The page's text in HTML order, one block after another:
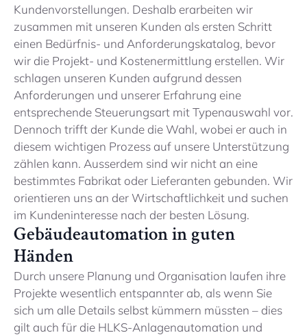
Kundenvorstellungen. Deshalb erarbeiten wir
zusammen mit unseren Kunden als ersten Schritt
einen Bedürfnis- und Anforderungskatalog, bevor
wir die Projekt- und Kostenermittlung erstellen. Wir
schlagen unseren Kunden aufgrund dessen
Anforderungen und unserer Erfahrung eine
entsprechende Steuerungsart mit Typenauswahl vor.
Dennoch trifft der Kunde die Wahl, wobei er auch in
diesem wichtigen Prozess auf unsere Unterstützung
zählen kann. Ausserdem sind wir nicht an eine
bestimmtes Fabrikat oder Lieferanten gebunden. Wir
orientieren uns an der Wirtschaftlichkeit und suchen
im Kundeninteresse nach der besten Lösung.
Gebäudeautomation in guten
Händen
Durch unsere Planung und Organisation laufen ihre
Projekte wesentlich entspannter ab, als wenn Sie
sich um alle Details selbst kümmern müssten – dies
gilt auch für die HLKS-Anlagenautomation und